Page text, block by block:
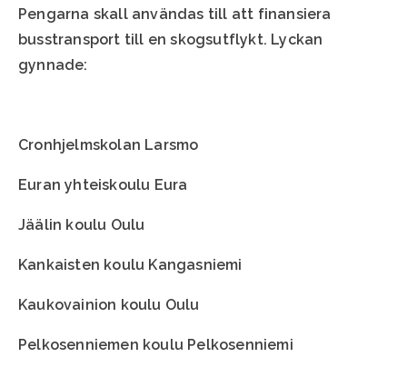
Pengarna skall användas till att finansiera
busstransport till en skogsutflykt. Lyckan
gynnade:
Cronhjelmskolan Larsmo
Euran yhteiskoulu Eura
Jäälin koulu Oulu
Kankaisten koulu Kangasniemi
Kaukovainion koulu Oulu
Pelkosenniemen koulu Pelkosenniemi